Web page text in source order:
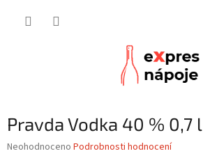
Pravda Vodka 40 % 0,7 l
Průměrné
Neohodnoceno Podrobnosti hodnocení